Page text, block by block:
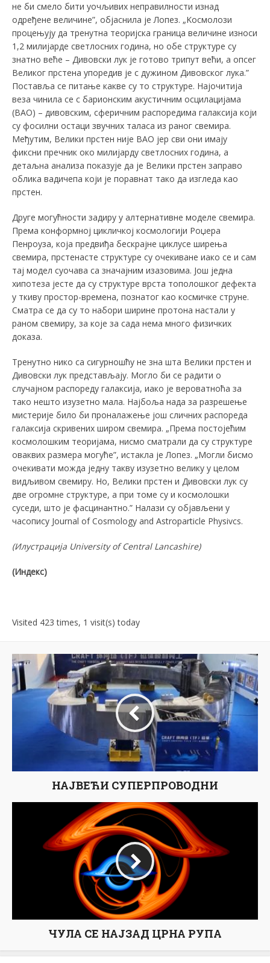
не би смело бити уочљивих неправилности изнад
одређене величине”, објаснила је Лопез. „Kосмолози
процењују да тренутна теоријска граница величине износи
1,2 милијарде светлосних година, но обе структуре су
знатно веће – Дивовски лук је готово трипут већи, а опсег
Великог прстена упоредив је с дужином Дивовског лука.”
Поставља се питање какве су то структуре. Најочитија
веза чинила се с барионским акустичним осцилацијама
(BАО) – дивовским, сферичним распоредима галаксија који
су фосилни остаци звучних таласа из раног свемира.
Међутим, Велики прстен није BАО јер сви они имају
фиксни пречник око милијарду светлосних година, а
детаљна анализа показује да је Велики прстен заправо
облика вадичепа који је поравнат тако да изгледа као
прстен.
Друге могућности задиру у алтернативне моделе свемира.
Према конформној цикличкој космологији Роџера
Пенроуза, која предвиђа бескрајне циклусе ширења
свемира, прстенасте структуре су очекиване иако се и сам
тај модел суочава са значајним изазовима. Још једна
хипотеза јесте да су структуре врста тополошког дефекта
у ткиву простор-времена, познатог као космичке струне.
Сматра се да су то набори ширине протона настали у
раном свемиру, за које за сада нема много физичких
доказа.
Тренутно нико са сигурношћу не зна шта Велики прстен и
Дивовски лук представљају. Могло би се радити о
случајном распореду галаксија, иако је вероватноћа за
тако нешто изузетно мала. Најбоља нада за разрешење
мистерије било би проналажење још сличних распореда
галаксија скривених широм свемира. „Према постојећим
космолошким теоријама, нисмо сматрали да су структуре
оваквих размера могуће”, истакла је Лопез. „Могли бисмо
очекивати можда једну такву изузетно велику у целом
видљивом свемиру. Но, Велики прстен и Дивовски лук су
две огромне структуре, а при томе су и космолошки
суседи, што је фасцинантно.” Налази су објављени у
часопису Journal of Cosmology and Astroparticle Physivcs.
(Илустрација University of Central Lancashire)
(Индекс)
Visited 423 times, 1 visit(s) today
НАЈВЕЋИ СУПЕРПРОВОДНИ
ЧУЛА СЕ НАЈЗАД ЦРНА РУПА